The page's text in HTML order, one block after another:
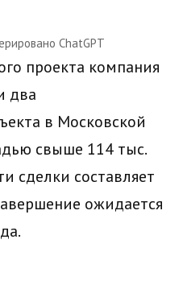
ChatGPT
проекта компания
два
в Московской
свыше 114 тыс.
сделки составляет
ожидается